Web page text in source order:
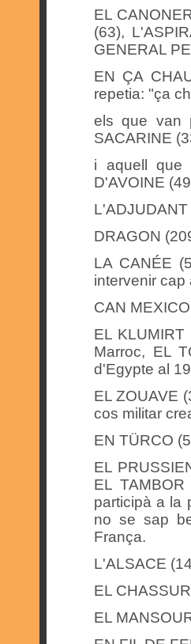
EL
(63),
GENERAL
EN ÇA
repetia: "ça
els que van
SACARINE
i aquell que
D'AVOINE
DRAGON
LA CANÉE
intervenir cap
CAN
EL
Marroc, EL
d'Egypte al
EL ZOUAVE
cos militar
EN TÜRCO
EL
EL
participà a la
no se sap
França.
L'ALSACE
EL
EL